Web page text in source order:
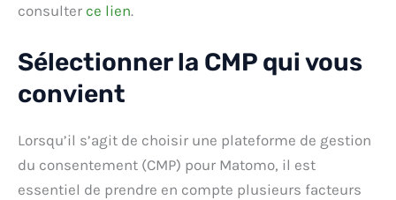
consulter ce lien.
Sélectionner la CMP qui vous
convient
Lorsqu’il s’agit de choisir une plateforme de gestion
du consentement (CMP) pour Matomo, il est
essentiel de prendre en compte plusieurs facteurs